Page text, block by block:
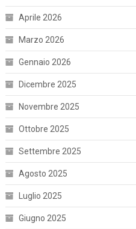
Aprile 2026
Marzo 2026
Gennaio 2026
Dicembre 2025
Novembre 2025
Ottobre 2025
Settembre 2025
Agosto 2025
Luglio 2025
Giugno 2025